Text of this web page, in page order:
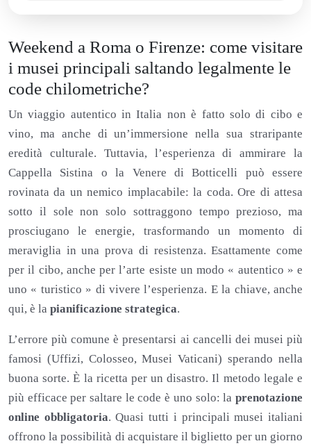
Weekend a Roma o Firenze: come visitare
i musei principali saltando legalmente le
code chilometriche?
Un viaggio autentico in Italia non è fatto solo di cibo e
vino, ma anche di un’immersione nella sua straripante
eredità culturale. Tuttavia, l’esperienza di ammirare la
Cappella Sistina o la Venere di Botticelli può essere
rovinata da un nemico implacabile: la coda. Ore di attesa
sotto il sole non solo sottraggono tempo prezioso, ma
prosciugano le energie, trasformando un momento di
meraviglia in una prova di resistenza. Esattamente come
per il cibo, anche per l’arte esiste un modo « autentico » e
uno « turistico » di vivere l’esperienza. E la chiave, anche
qui, è la pianificazione strategica.
L’errore più comune è presentarsi ai cancelli dei musei più
famosi (Uffizi, Colosseo, Musei Vaticani) sperando nella
buona sorte. È la ricetta per un disastro. Il metodo legale e
più efficace per saltare le code è uno solo: la prenotazione
online obbligatoria. Quasi tutti i principali musei italiani
offrono la possibilità di acquistare il biglietto per un giorno